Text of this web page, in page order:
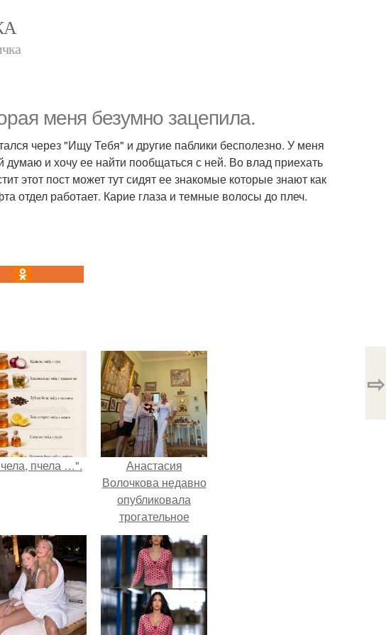
меня безумно зацепила.
через "Ищу Тебя" и другие паблики бесполезно. У меня
думаю и хочу ее найти пообщаться с ней. Во влад приехать
этот пост может тут сидят ее знакомые которые знают как
отдел работает. Карие глаза и темные волосы до плеч.
⇨
пчела …".
Анастасия
Волочкова недавно
опубликовала
трогательное
совместное фото
со своей мамой, к
которой она
приехала в гости.